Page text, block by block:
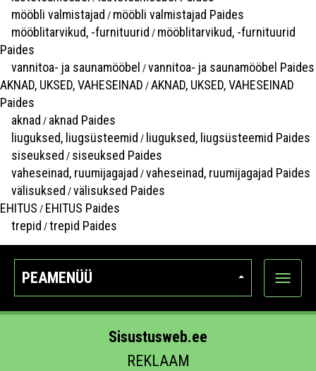
mööbli valmistajad / mööbli valmistajad Paides
mööblitarvikud, -furnituurid / mööblitarvikud, -furnituurid
Paides
vannitoa- ja saunamööbel /vannitoa- ja saunamööbel Paides
AKNAD, UKSED, VAHESEINAD /AKNAD, UKSED, VAHESEINAD
Paides
aknad / aknad Paides
liuguksed, liugsüsteemid / liuguksed, liugsüsteemid Paides
siseuksed / siseuksed Paides
vaheseinad, ruumijagajad /vaheseinad, ruumijagajad Paides
välisuksed /välisuksed Paides
EHITUS / EHITUS Paides
trepid /trepid Paides
PEAMENÜÜ
Ava
Sisustusweb.ee
REKLAAM